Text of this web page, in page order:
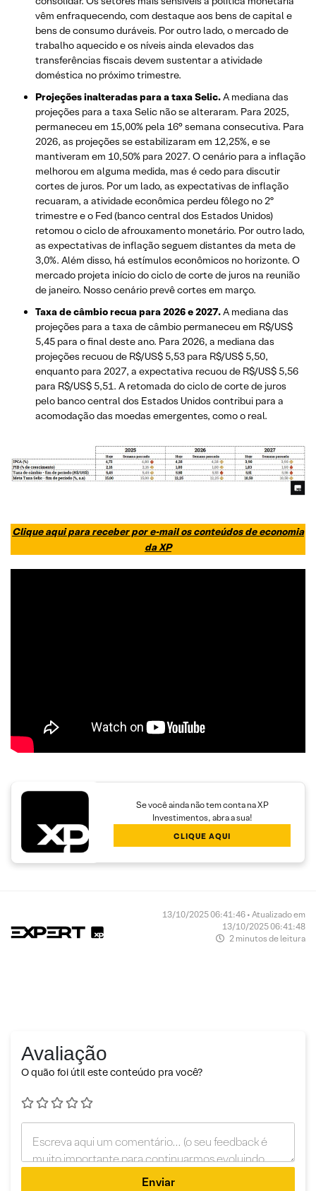
vêm enfraquecendo, com destaque aos bens de capital e
bens de consumo duráveis. Por outro lado, o mercado de
trabalho aquecido e os níveis ainda elevados das
transferências fiscais devem sustentar a atividade
doméstica no próximo trimestre.
Projeções inalteradas para a taxa Selic.A mediana das
projeções para a taxa Selic não se alteraram. Para 2025,
permaneceu em 15,00% pela 16° semana consecutiva. Para
2026, as projeções se estabilizaram em 12,25%, e se
mantiveram em 10,50% para 2027. O cenário para a inflação
melhorou em alguma medida, mas é cedo para discutir
cortes de juros. Por um lado, as expectativas de inflação
recuaram, a atividade econômica perdeu fôlego no 2º
trimestre e o Fed (banco central dos Estados Unidos)
retomou o ciclo de afrouxamento monetário. Por outro lado,
as expectativas de inflação seguem distantes da meta de
3,0%. Além disso, há estímulos econômicos no horizonte. O
mercado projeta início do ciclo de corte de juros na reunião
de janeiro. Nosso cenário prevê cortes em março.
Taxa de câmbio recua para 2026 e 2027.A mediana das
projeções para a taxa de câmbio permaneceu em R$/US$
5,45 para o final deste ano. Para 2026, a mediana das
projeções recuou de R$/US$ 5,53 para R$/US$ 5,50,
enquanto para 2027, a expectativa recuou de R$/US$ 5,56
para R$/US$ 5,51. A retomada do ciclo de corte de juros
pelo banco central dos Estados Unidos contribui para a
acomodação das moedas emergentes, como o real.
Clique aqui para receber por e-mail os conteúdos de economia
da XP
Se você ainda não tem conta na XP
Investimentos, abra a sua!
CLIQUE AQUI
13/10/2025 06:41:46 • Atualizado em
13/10/2025 06:41:48
2 minutos de leitura
Avaliação
O quão foi útil este conteúdo pra você?
Enviar